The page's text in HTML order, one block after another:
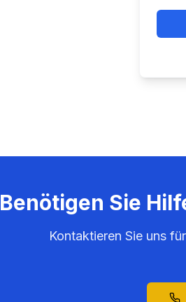
Benötigen Sie
Kontaktieren Sie uns